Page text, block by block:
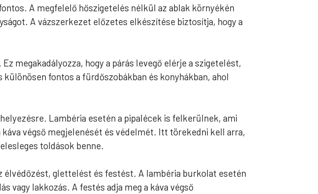
A megfelelő hőszigetelés nélkül az ablak környékén
A vázszerkezet előzetes elkészítése biztosítja, hogy a
megakadályozza, hogy a párás levegő elérje a szigetelést,
fontos a fürdőszobákban és konyhákban, ahol
Lambéria esetén a pipalécek is felkerülnek, ami
végső megjelenését és védelmét. Itt törekedni kell arra,
toldások benne.
élvédőzést, glettelést és festést. A lambéria burkolat esetén
vagy lakkozás. A festés adja meg a káva végső